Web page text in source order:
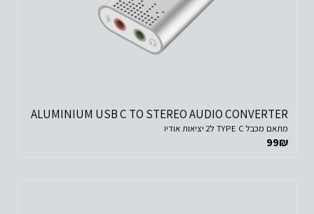
ALUMINIUM USB C TO STEREO AUDIO CONVERTER
מתאם מכבל TYPE C ל2 יציאות אודיו
99₪